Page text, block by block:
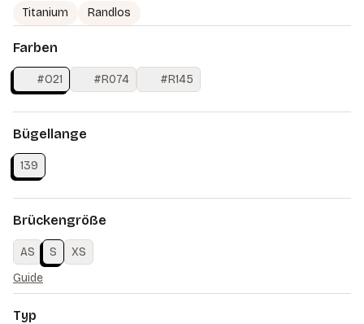
Titanium Randlos
Farben
#O21 #R074 #R145
Bügellange
139
Brückengröße
AS S
XS
Guide
Typ